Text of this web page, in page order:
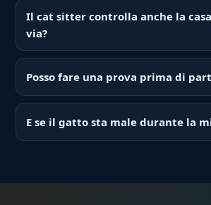
Il cat sitter controlla anche la
via?
Posso fare una prova prima di
E se il gatto sta male durante la